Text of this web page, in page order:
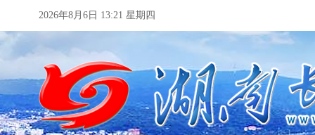
2026年8月6日 13:21 星期四